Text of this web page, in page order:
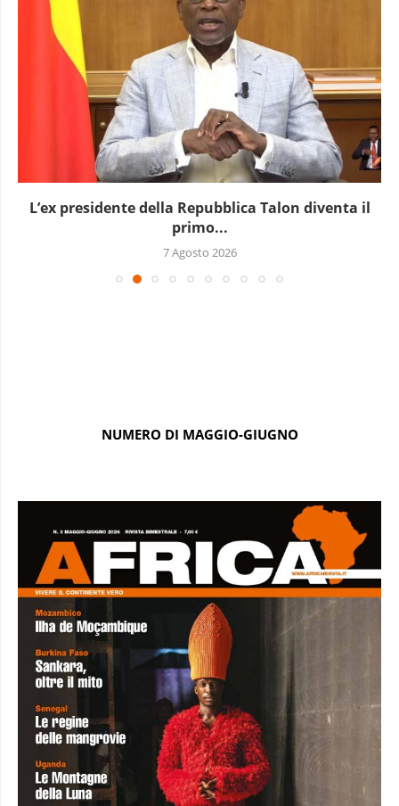
L’ex presidente della Repubblica Talon diventa il
primo...
7 Agosto 2026
NUMERO DI MAGGIO-GIUGNO